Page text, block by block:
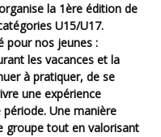
U15/U17.
pour nos jeunes :
les vacances et la
à pratiquer, de se
une expérience
Une manière
groupe tout en valorisant